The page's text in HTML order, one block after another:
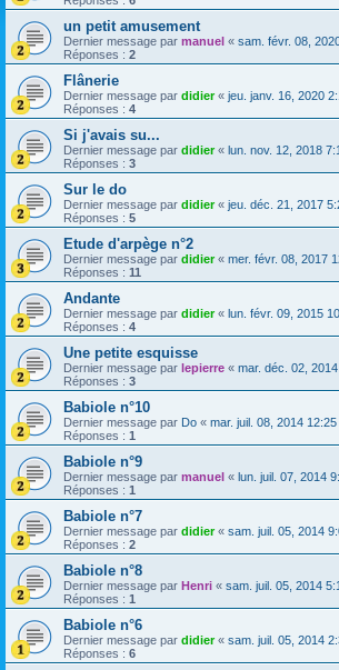
un petit amusement
Dernier message par manuel « sam. févr. 08,
Réponses : 2
Flânerie
Dernier message par didier« jeu. janv. 16, 2020
Réponses : 4
Si j'avais su...
Dernier message par didier« lun. nov. 12, 2018
Réponses : 3
Sur le do
Dernier message par didier« jeu. déc. 21, 2017
Réponses : 5
Etude d'arpège n°2
Dernier message par didier« mer. févr. 08, 2017
Réponses : 11
Andante
Dernier message par didier« lun. févr. 09, 2015
Réponses : 4
Une petite esquisse
Dernier message par lepierre « mar. déc. 02,
Réponses : 3
Babiole n°10
Dernier message par Do « mar. juil. 08, 2014
Réponses : 1
Babiole n°9
Dernier message par manuel « lun. juil. 07, 2014
Réponses : 1
Babiole n°7
Dernier message par didier« sam. juil. 05, 2014
Réponses : 2
Babiole n°8
Dernier message par Henri « sam. juil. 05, 2014
Réponses : 1
Babiole n°6
Dernier message par didier« sam. juil. 05, 2014
Réponses : 6